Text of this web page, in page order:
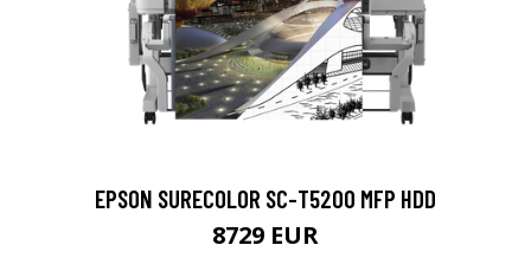
EPSON SURECOLOR SC-T5200 MFP HDD
8729 EUR